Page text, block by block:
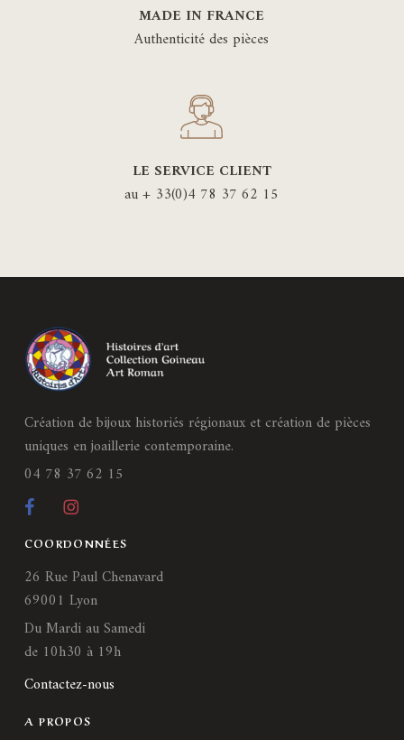
MADE IN FRANCE
Authenticité des pièces
LE SERVICE CLIENT
au + 33(0)4 78 37 62 15
Création de bijoux historiés régionaux et création de pièces
uniques en joaillerie contemporaine.
04 78 37 62 15
COORDONNÉES
26 Rue Paul Chenavard
69001 Lyon
Du Mardi au Samedi
de 10h30 à 19h
Contactez-nous
A PROPOS